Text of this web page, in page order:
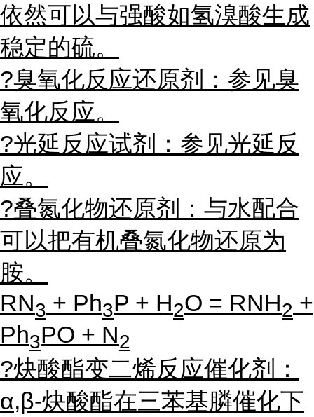
依然可以与强酸如氢溴酸生成
稳定的硫。
?臭氧化反应还原剂：参见臭
氧化反应。
?光延反应试剂：参见光延反
应。
?叠氮化物还原剂：与水配合
可以把有机叠氮化物还原为
胺。
RN3 + Ph3P + H2O = RNH2 +
Ph3PO + N2
?炔酸酯变二烯反应催化剂：
α,β-炔酸酯在三苯基膦催化下